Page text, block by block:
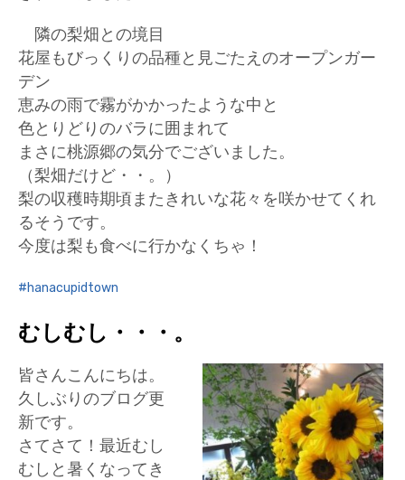
隣の梨畑との境目
花屋もびっくりの品種と見ごたえのオープンガー
デン
恵みの雨で霧がかかったような中と
色とりどりのバラに囲まれて
まさに桃源郷の気分でございました。
（梨畑だけど・・。）
梨の収穫時期頃またきれいな花々を咲かせてくれ
るそうです。
今度は梨も食べに行かなくちゃ！
hanacupidtown
むしむし・・・。
皆さんこんにちは。
久しぶりのブログ更
新です。
さてさて！最近むし
むしと暑くなってき